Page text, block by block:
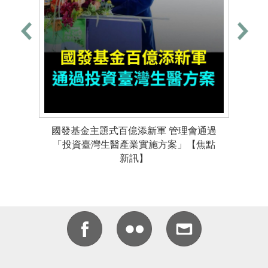
國發基金主題式百億添新軍 管理會通過
「投資臺灣生醫產業實施方案」【焦點
新訊】